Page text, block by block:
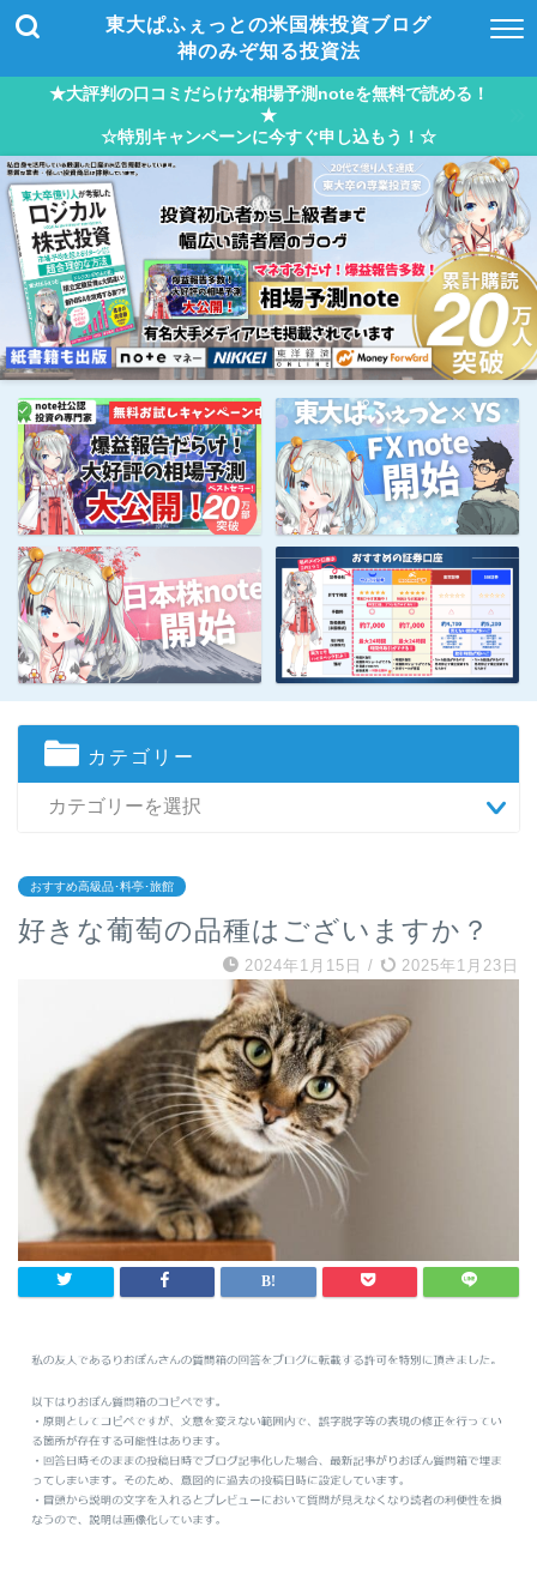
東大ぱふぇっとの米国株投資ブログ
神のみぞ知る投資法
★大評判の口コミだらけな相場予測noteを無料で読める！
★
☆特別キャンペーンに今すぐ申し込もう！☆
カテゴリー
おすすめ高級品･料亭･旅館
好きな葡萄の品種はございますか？
2024年1月15日 / 2025年1月23日